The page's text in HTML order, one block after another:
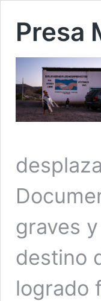
Presa
graves
destino
logrado